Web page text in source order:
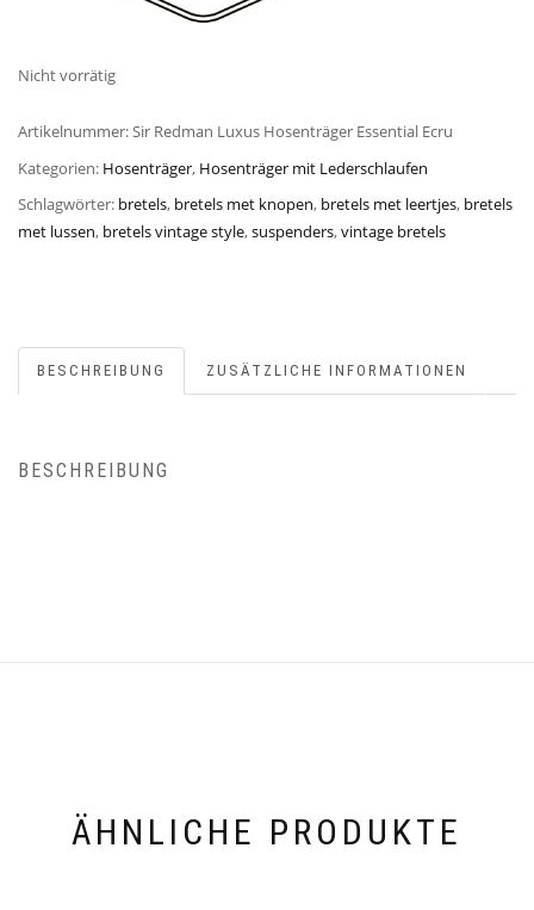
Nicht vorrätig
Artikelnummer:Sir Redman Luxus Hosenträger Essential Ecru
Kategorien: Hosenträger, Hosenträger mit Lederschlaufen
Schlagwörter: bretels, bretels met knopen, bretels met leertjes, bretels
met lussen, bretels vintage style,suspenders,vintage bretels
BESCHREIBUNG ZUSÄTZLICHE INFORMATIONEN
BESCHREIBUNG
ÄHNLICHE PRODUKTE